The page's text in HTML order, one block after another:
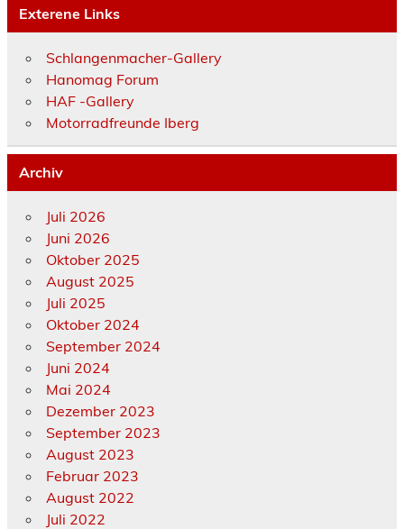
Exterene Links
Schlangenmacher-Gallery
Hanomag Forum
HAF -Gallery
Motorradfreunde Iberg
Archiv
Juli 2026
Juni 2026
Oktober 2025
August 2025
Juli 2025
Oktober 2024
September 2024
Juni 2024
Mai 2024
Dezember 2023
September 2023
August 2023
Februar 2023
August 2022
Juli 2022